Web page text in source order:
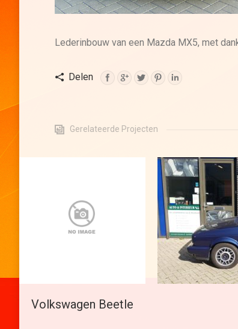
Lederinbouw van een Mazda MX5, met
Delen
Gerelateerde Projecten
Volkswagen Beetle